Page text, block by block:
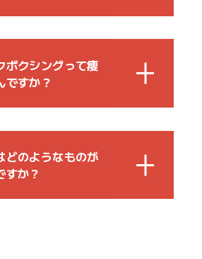
ボクシングって痩
ですか？
どのようなものが
すか？